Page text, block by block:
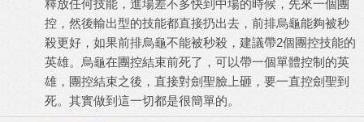
釋放任何技能，進場差不多快到中場的時候，先來一個團
控，然後輸出型的技能都直接扔出去，前排烏龜能夠被秒
殺更好，如果前排烏龜不能被秒殺，建議帶2個團控技能的
英雄。烏龜在團控結束前死了，可以帶一個單體控制的英
雄，團控結束之後，直接對劍聖臉上砸，要一直控劍聖到
死。其實做到這一切都是很簡單的。